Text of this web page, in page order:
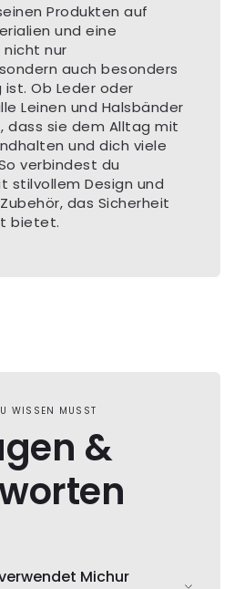
Produkten auf
und eine
nur
auch besonders
Ob Leder oder
Leinen und Halsbänder
dass sie dem Alltag mit
und dich viele
verbindest du
stilvollem Design und
das Sicherheit
bietet.
WISSEN MUSST
&
Michur